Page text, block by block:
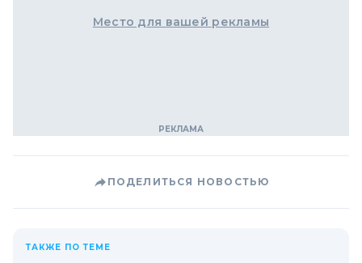
Место для вашей рекламы
ПОДЕЛИТЬСЯ НОВОСТЬЮ
ТАКЖЕ ПО ТЕМЕ